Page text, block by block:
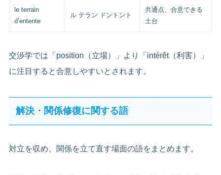
le terrain
d’entente
ル テラン ドントント
共通点、合意できる
土台
交渉学では「position（立場）」より「intérêt（利害）」
に注目すると合意しやすいとされます。
解決・関係修復に関する語
対立を収め、関係を立て直す場面の語をまとめます。